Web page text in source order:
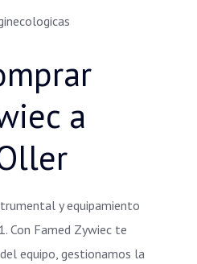
a
y equipamiento
Con Famed Zywiec te
equipo, gestionamos la